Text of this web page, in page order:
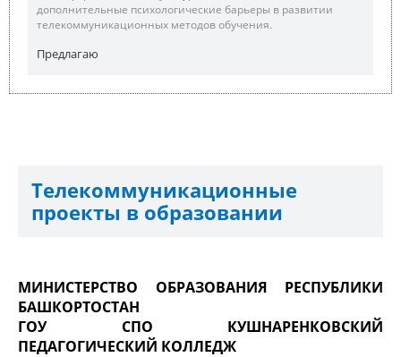
дополнительные психологические барьеры в развитии
телекоммуникационных методов обучения.
Предлагаю
Телекоммуникационные
проекты в образовании
МИНИСТЕРСТВО ОБРАЗОВАНИЯ РЕСПУБЛИКИ
БАШКОРТОСТАН
ГОУ СПО КУШНАРЕНКОВСКИЙ
ПЕДАГОГИЧЕСКИЙ КОЛЛЕДЖ